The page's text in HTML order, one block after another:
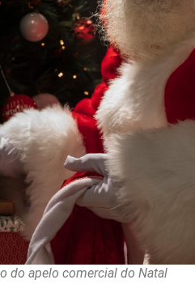
do apelo comercial do Natal